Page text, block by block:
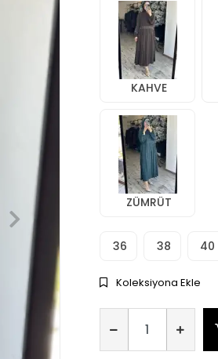
KAHVE
ZÜMRÜT
36 38 40
Koleksiyona Ekle